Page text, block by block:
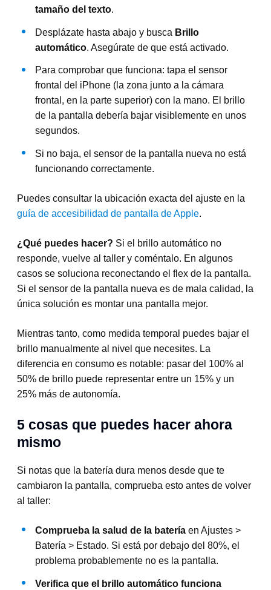
tamaño del texto.
Desplázate hasta abajo y busca Brillo
automático. Asegúrate de que está activado.
Para comprobar que funciona: tapa el sensor
frontal del iPhone (la zona junto a la cámara
frontal, en la parte superior) con la mano. El brillo
de la pantalla debería bajar visiblemente en unos
segundos.
Si no baja, el sensor de la pantalla nueva no está
funcionando correctamente.
Puedes consultar la ubicación exacta del ajuste en la
guía de accesibilidad de pantalla de Apple.
¿Qué puedes hacer? Si el brillo automático no
responde, vuelve al taller y coméntalo. En algunos
casos se soluciona reconectando el flex de la pantalla.
Si el sensor de la pantalla nueva es de mala calidad, la
única solución es montar una pantalla mejor.
Mientras tanto, como medida temporal puedes bajar el
brillo manualmente al nivel que necesites. La
diferencia en consumo es notable: pasar del 100% al
50% de brillo puede representar entre un 15% y un
25% más de autonomía.
5 cosas que puedes hacer ahora
mismo
Si notas que la batería dura menos desde que te
cambiaron la pantalla, comprueba esto antes de volver
al taller:
Comprueba la salud de la batería en Ajustes >
Batería > Estado. Si está por debajo del 80%, el
problema probablemente no es la pantalla.
Verifica que el brillo automático funciona